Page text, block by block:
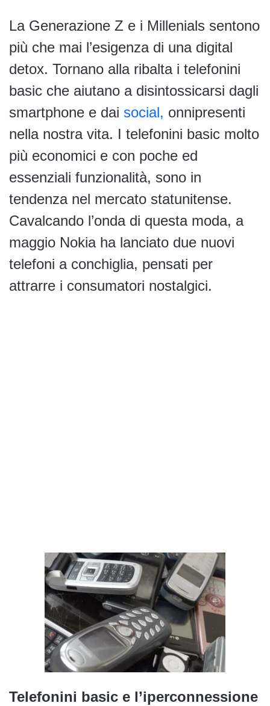
La Generazione Z e i Millenials sentono
più che mai l’esigenza di una digital
detox. Tornano alla ribalta i telefonini
basic che aiutano a disintossicarsi dagli
smartphone e dai social, onnipresenti
nella nostra vita. I telefonini basic molto
più economici e con poche ed
essenziali funzionalità, sono in
tendenza nel mercato statunitense.
Cavalcando l’onda di questa moda, a
maggio Nokia ha lanciato due nuovi
telefoni a conchiglia, pensati per
attrarre i consumatori nostalgici.
Telefonini basic e l’iperconnessione